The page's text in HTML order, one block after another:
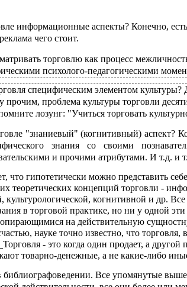
информационные аспекты? Конечно,
чего стоит.
торговлю как процесс
психолого-педагогическими
специфическим элементом культуры?
проблема культуры торговли
лозунг: "Учиться торговать
"знаниевый" (когнитивный) аспект?
знания со своими
и прочими атрибутами. И т.д. и
что гипотетически можно представить
теоретических концепций торговли -
культурологической, когнитивной и др.
в торговой практике, но ни у одной
на действительную
науке точно известно, что торговля,
Торговля - это когда один продает, а другой
товарно-денежные, а не какие-либо
библиографоведении. Все упомянутые